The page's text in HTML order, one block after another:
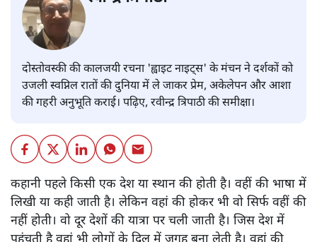
दोस्तोवस्की की कालजयी रचना 'ह्वाइट नाइट्स' के मंचन ने दर्शकों को
उजली स्वप्निल रातों की दुनिया में ले जाकर प्रेम, अकेलेपन और आशा
की गहरी अनुभूति कराई। पढ़िए, रवीन्द्र त्रिपाठी की समीक्षा।
कहानी पहले किसी एक देश या स्थान की होती है। वहीं की भाषा में
लिखी या कही जाती है। लेकिन वहां की होकर भी वो सिर्फ वहीं की
नहीं होती। वो दूर देशों की यात्रा पर चली जाती है। जिस देश में